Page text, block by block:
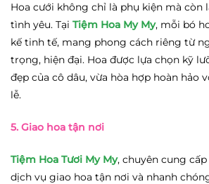
Hoa cưới không chỉ là phụ kiện mà còn
tình yêu. Tại Tiệm Hoa My My, mỗi bó
kế tinh tế, mang phong cách riêng từ
trọng, hiện đại. Hoa được lựa chọn kỹ
đẹp của cô dâu, vừa hòa hợp hoàn hảo
lễ.
5. Giao hoa tận nơi
Tiệm Hoa Tươi My My, chuyên cung
dịch vụ giao hoa tận nơi và nhanh